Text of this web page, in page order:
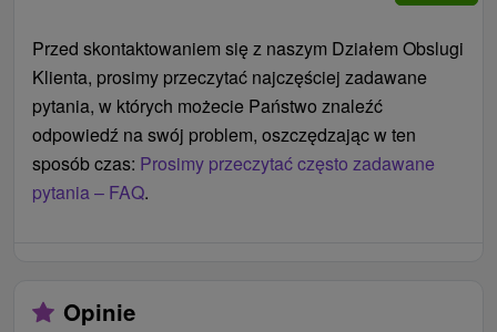
Przed skontaktowaniem się z naszym Działem Obslugi
Klienta, prosimy przeczytać najczęściej zadawane
pytania, w których możecie Państwo znaleźć
odpowiedź na swój problem, oszczędzając w ten
sposób czas: Prosimy przeczytać często zadawane
pytania – FAQ.
Opinie